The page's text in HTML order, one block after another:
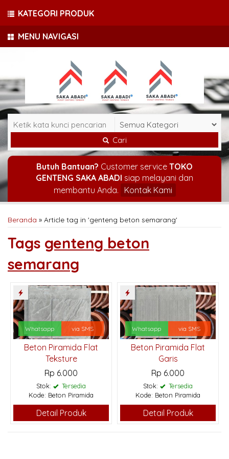
MENU NAVIGASI
Cari
Butuh Bantuan? Customer service TOKO
GENTENG SAKA ABADI siap melayani dan
membantu Anda.
Kontak Kami
Beranda » Article tag in 'genteng beton semarang'
Tags genteng beton
semarang
Whatsapp via SMS
Beton Piramida Flat
Teksture
Rp 6.000
Stok:
Tersedia
Kode: Beton Piramida
Detail Produk
Whatsapp via SMS
Beton Piramida Flat
Garis
Rp 6.000
Stok:
Tersedia
Kode: Beton Piramida
Detail Produk
KATEGORI PRODUK